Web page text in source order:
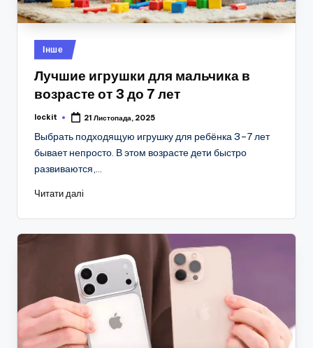
Опубліковано
у
Інше
Лучшие игрушки для мальчика в
возрасте от 3 до 7 лет
Опубліковано
lockit 21 Листопада, 2025
Выбрать подходящую игрушку для ребёнка 3–7 лет
бывает непросто. В этом возрасте дети быстро
развиваются,…
Читати далі